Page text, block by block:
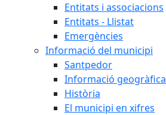
Entitats i associacions
Entitats - Llistat
Emergències
Informació del municipi
Santpedor
Informació geogràfica
Història
El municipi en xifres